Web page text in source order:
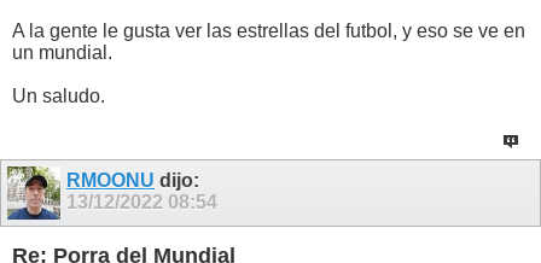
A la gente le gusta ver las estrellas del futbol, y eso se ve en
un mundial.
Un saludo.
RMOONU dijo:
13/12/2022 08:54
Re: Porra del Mundial